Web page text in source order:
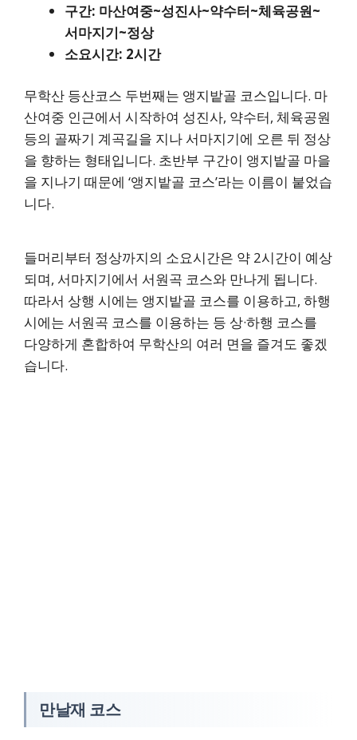
구간: 마산여중~성진사~약수터~체육공원~
서마지기~정상
소요시간: 2시간
무학산 등산코스 두번째는 앵지밭골 코스입니다. 마
산여중 인근에서 시작하여 성진사, 약수터, 체육공원
등의 골짜기 계곡길을 지나 서마지기에 오른 뒤 정상
을 향하는 형태입니다. 초반부 구간이 앵지밭골 마을
을 지나기 때문에 ‘앵지밭골 코스’라는 이름이 붙었습
니다.
들머리부터 정상까지의 소요시간은 약 2시간이 예상
되며, 서마지기에서 서원곡 코스와 만나게 됩니다.
따라서 상행 시에는 앵지밭골 코스를 이용하고, 하행
시에는 서원곡 코스를 이용하는 등 상·하행 코스를
다양하게 혼합하여 무학산의 여러 면을 즐겨도 좋겠
습니다.
만날재 코스